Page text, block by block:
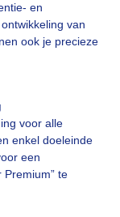
en
van
ook je precieze
voor alle
enkel doeleinde
een
te